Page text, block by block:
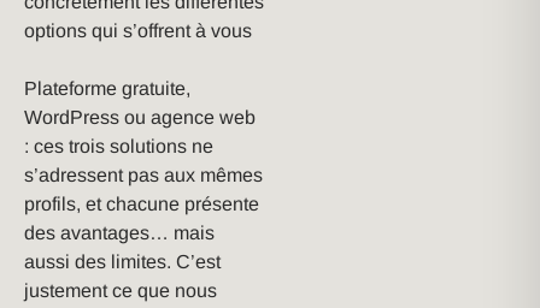
options qui s’offrent à vous
Plateforme gratuite,
WordPress ou agence web
: ces trois solutions ne
s’adressent pas aux mêmes
profils, et chacune présente
des avantages… mais
aussi des limites. C’est
justement ce que nous